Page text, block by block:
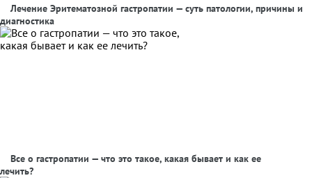
Лечение Эритематозной гастропатии — суть патологии, причины и
диагностика
Все о гастропатии — что это такое, какая бывает и как ее
лечить?